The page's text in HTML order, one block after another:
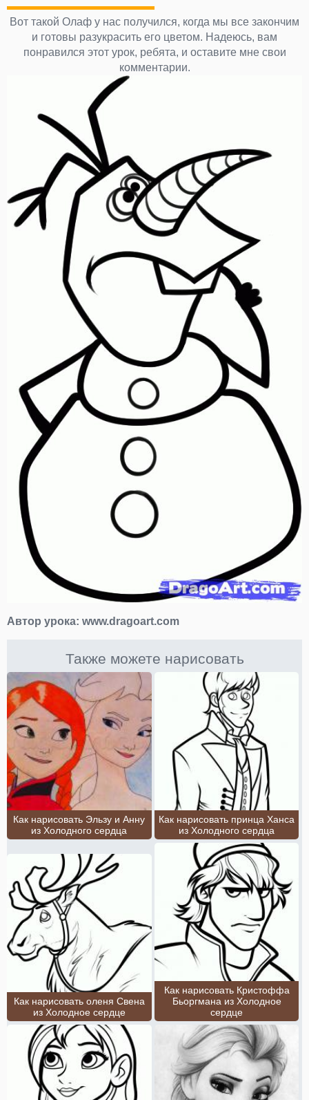
Вот такой Олаф у нас получился, когда мы все закончим
и готовы разукрасить его цветом. Надеюсь, вам
понравился этот урок, ребята, и оставите мне свои
комментарии.
Автор урока: www.dragoart.com
Также можете нарисовать
Как нарисовать Эльзу и Анну
из Холодного сердца
Как нарисовать принца Ханса
из Холодного сердца
Как нарисовать оленя Свена
из Холодное сердце
Как нарисовать Кристоффа
Бьоргмана из Холодное
сердце